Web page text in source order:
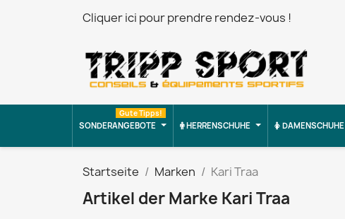
Cliquer ici pour prendre rendez-vous !
SONDERANGEBOTE
Gute Tipps!
HERRENSCHUHE DAMENSCHUHE
Startseite Marken Kari Traa
Artikel der Marke Kari Traa